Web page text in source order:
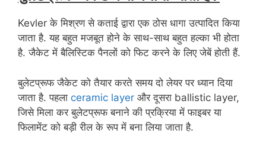
Kevler के मिश्रण से कताई द्वारा एक ठोस धागा उत्पादित किया
जाता है. यह बहुत मजबूत होने के साथ-साथ बहुत हल्का भी होता
है. जैकेट में बैलिस्टिक पैनलों को फिट करने के लिए जेबें होती हैं.
बुलेटप्रूफ जैकेट को तैयार करते समय दो लेयर पर ध्यान दिया
जाता है. पहला ceramic layer और दूसरा ballistic layer,
जिसे मिला कर बुलेटप्रूफ बनाने की प्रक्रिया में फाइबर या
फिलामेंट को बड़ी रील के रूप में बना लिया जाता है.